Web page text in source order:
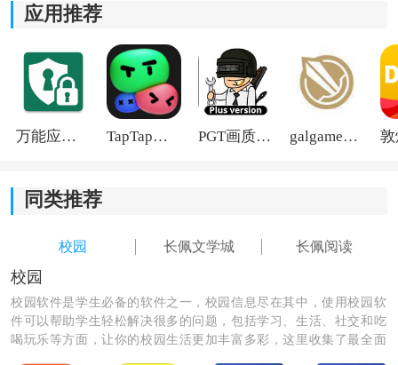
且独特的阅读页面主题，每种阅读姿势均舒适。
2.【个性化推荐】
内容丰富，可理解您小说的软件会为您推荐您最喜欢的
书，而不必担心书本短缺。
令人惊叹的书架外壳供您选择。
应用推荐
万能应用隐藏 TapTap国际版2026 PGT画质助手旧版 galgame游戏盒子2026
同类推荐
校园 长佩文学城 长佩阅读
校园
校园软件是学生必备的软件之一，校园信息尽在其中，使用校园软
件可以帮助学生轻松解决很多的问题，包括学习、生活、社交和吃
喝玩乐等方面，让你的校园生活更加丰富多彩，这里收集了最全面